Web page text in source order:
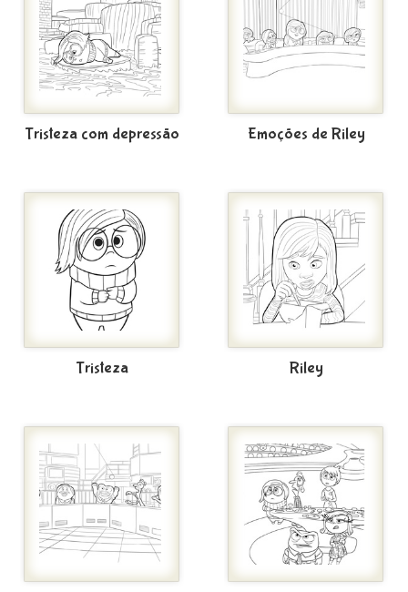
Tristeza com depressão Emoções de Riley
Tristeza Riley